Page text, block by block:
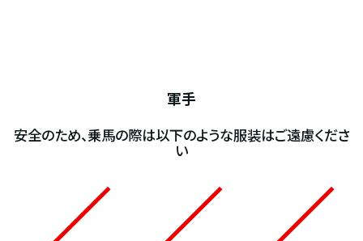
軍手
安全のため、乗馬の際は以下のような服装はご遠慮くださ
い